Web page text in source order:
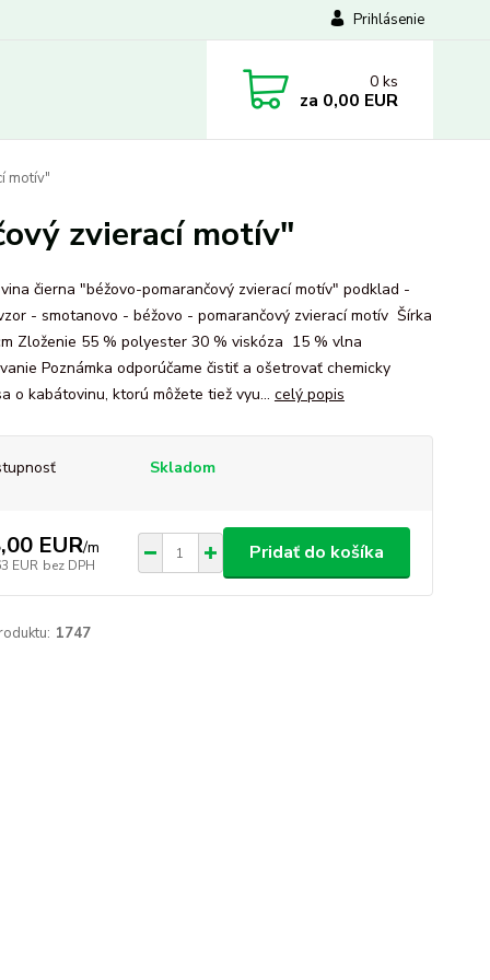
Prihlásenie
0 ks
za 0,00 EUR
motív"
zvierací motív"
čierna "béžovo-pomarančový zvierací motív" podklad -
- smotanovo - béžovo - pomarančový zvierací motív Šírka
Zloženie 55 % polyester 30 % viskóza 15 % vlna
Poznámka odporúčame čistiť a ošetrovať chemicky
o kabátovinu, ktorú môžete tiež vyu... celý popis
Skladom
EUR/m
EUR bez DPH
Pridať do košíka
1747